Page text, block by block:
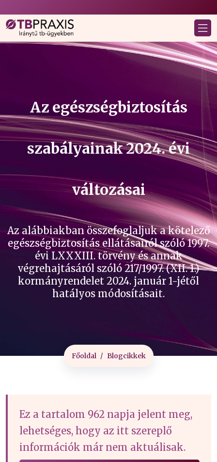
Az egészségbiztosítás
szabályainak 2024. évi
változásai
Az alábbiakban összefoglaljuk a kötelező
egészségbiztosítás ellátásairól szóló 1997.
évi LXXXIII. törvény és annak
végrehajtásáról szóló 217/1997. (XII. 1.)
kormányrendelet 2024. január 1-jétől
hatályos módosításait.
Főoldal Blogcikkek
Ez a tartalom 962 napja jelent meg,
lehetséges, hogy az itt szereplő
információk már nem aktuálisak.